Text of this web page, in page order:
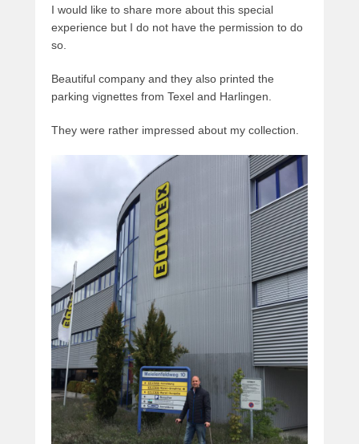
I would like to share more about this special
experience but I do not have the permission to do
so.
Beautiful company and they also printed the
parking vignettes from Texel and Harlingen.
They were rather impressed about my collection.